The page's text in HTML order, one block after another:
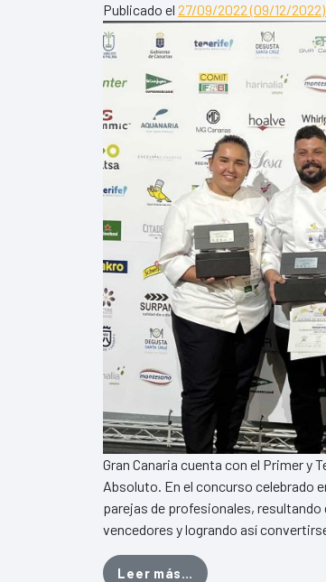
Publicado el 27/09/2022(09/12/2022)
Gran Canaria cuenta con el Primer y
Absoluto. En el concurso celebrado
parejas de profesionales, resultando
vencedores y logrando así
Leer más… from El Mejor